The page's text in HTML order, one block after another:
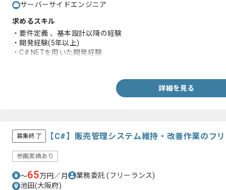
サーバーサイドエンジニア
求めるスキル
・要件定義 、基本設計以降の経験
・開発経験(5年以上)
・C#.NETを用いた開発経験
詳細を見る
募集終了 【C#】販売管理システム維持・改善作業のフ
参画実績あり
〜65万円／月 業務委託(フリーランス)
池田(大阪府)